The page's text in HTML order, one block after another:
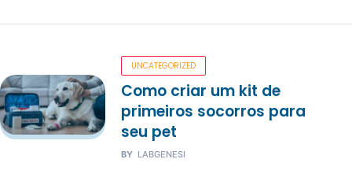
UNCATEGORIZED
Como criar um kit de
primeiros socorros para
seu pet
BY LABGENESI